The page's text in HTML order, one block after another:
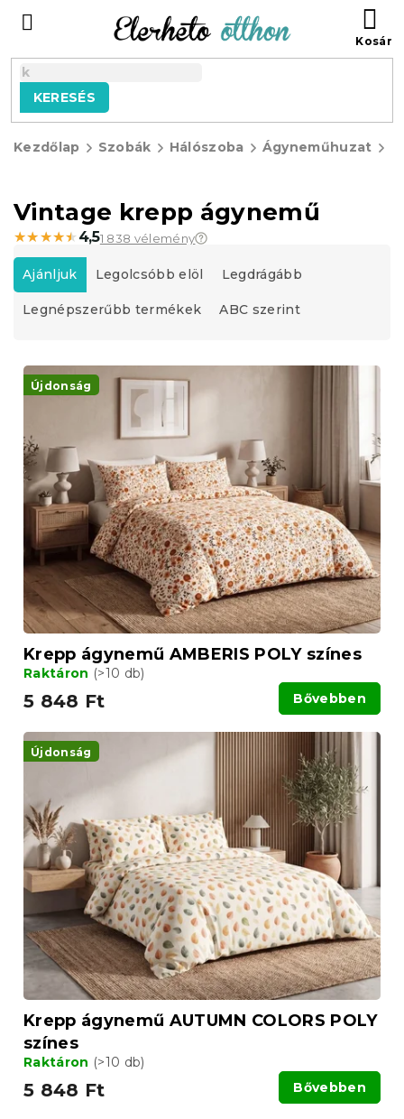
tartalomhoz
KERESÉS
Kezdőlap Szobák Hálószoba Ágyneműhuzat
Vintage krepp ágynemű
★★★★★
★★★★★ 4,51 838 vélemény
T
e
r
m
e
k
e
n
d
e
é
e
Ajánljuk Legolcsóbb elöl Legdrágább
Legnépszerűbb termékek ABC szerint
T
é
k
e
k
Újdonság
Krepp ágynemű AMBERIS POLY színes
Raktáron (>10 db)
5 848 Ft Bővebben
Újdonság
Krepp ágynemű AUTUMN COLORS POLY
színes
Raktáron (>10 db)
5 848 Ft Bővebben